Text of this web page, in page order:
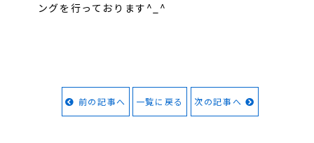
ングを行っております^_^
前の記事へ 一覧に戻る 次の記事へ